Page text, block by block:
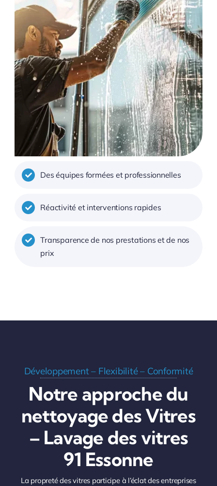
Des équipes formées et professionnelles
Réactivité et interventions rapides
Transparence de nos prestations et de nos
prix
Développement – Flexibilité – Conformité
Notre approche du
nettoyage des Vitres
– Lavage des vitres
91 Essonne
La propreté des vitres participe à l’éclat des entreprises